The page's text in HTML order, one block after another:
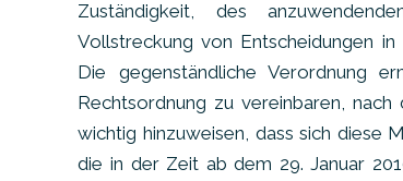
Zuständigkeit, des
Vollstreckung von Entscheidungen
Die gegenständliche Verordnung
Rechtsordnung zu vereinbaren,
wichtig hinzuweisen, dass sich diese
die in der Zeit ab dem 29. Januar